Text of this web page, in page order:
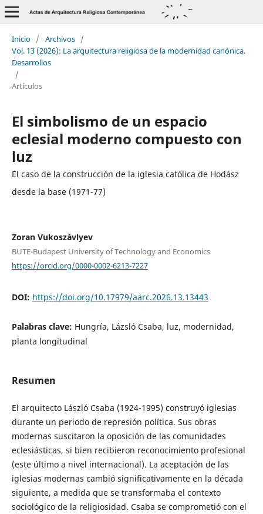
Inicio / Archivos /
Vol. 13 (2026): La arquitectura religiosa de la modernidad canónica.
Desarrollos
/
Artículos
El simbolismo de un espacio
eclesial moderno compuesto con
luz
El caso de la construcción de la iglesia católica de Hodász
desde la base (1971-77)
Zoran Vukoszávlyev
BUTE-Budapest University of Technology and Economics
https://orcid.org/0000-0002-6213-7227
DOI: https://doi.org/10.17979/aarc.2026.13.13443
Palabras clave: Hungría, Lázsló Csaba, luz, modernidad,
planta longitudinal
Resumen
El arquitecto László Csaba (1924-1995) construyó iglesias
durante un periodo de represión política. Sus obras
modernas suscitaron la oposición de las comunidades
eclesiásticas, si bien recibieron reconocimiento profesional
(este último a nivel internacional). La aceptación de las
iglesias modernas cambió significativamente en la década
siguiente, a medida que se transformaba el contexto
sociológico de la religiosidad. Csaba se comprometió con el